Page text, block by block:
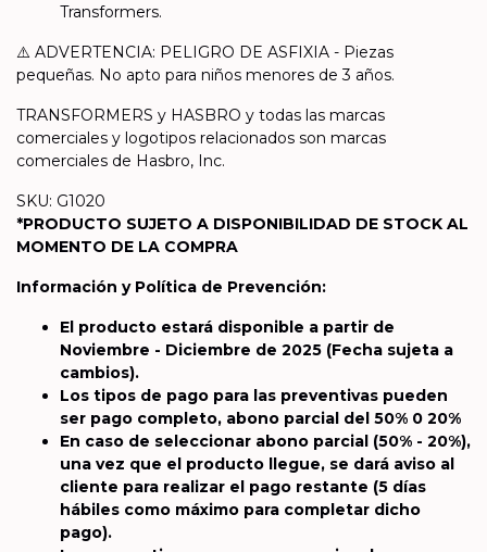
Transformers.
⚠️ ADVERTENCIA: PELIGRO DE ASFIXIA - Piezas
pequeñas. No apto para niños menores de 3 años.
TRANSFORMERS y HASBRO y todas las marcas
comerciales y logotipos relacionados son marcas
comerciales de Hasbro, Inc.
SKU: G1020
*PRODUCTO SUJETO A DISPONIBILIDAD DE STOCK AL
MOMENTO DE LA COMPRA
Información y Política de Prevención:
El producto estará disponible a partir de
Noviembre - Diciembre de 2025 (Fecha sujeta a
cambios).
Los tipos de pago para las preventivas pueden
ser pago completo, abono parcial del 50% 0 20%
En caso de seleccionar abono parcial (50% - 20%),
una vez que el producto llegue, se dará aviso al
cliente para realizar el pago restante (5 días
hábiles como máximo para completar dicho
pago).